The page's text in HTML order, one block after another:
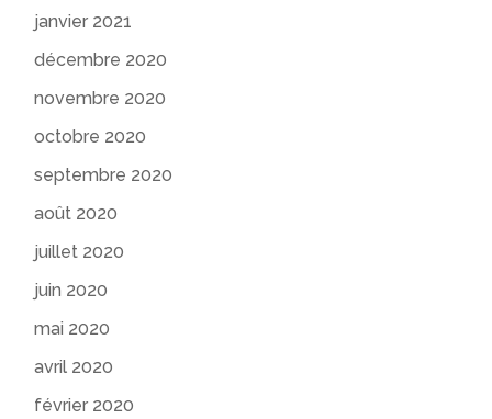
janvier 2021
décembre 2020
novembre 2020
octobre 2020
septembre 2020
août 2020
juillet 2020
juin 2020
mai 2020
avril 2020
février 2020